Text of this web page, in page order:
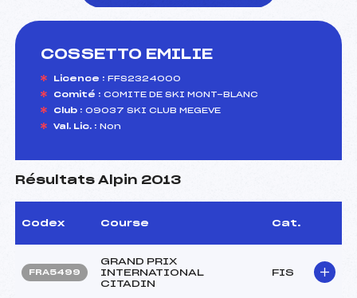
COSSETTO EMILIE
Licence : FFS2324000
Comité : COMITE DE SKI MONT-BLANC
Club : 09037 SKI CLUB MEGEVE
Val. Lic. : Non
Résultats Alpin 2013
Codex Course Cat.
FRA5499
GRAND PRIX
INTERNATIONAL
CITADIN
FIS